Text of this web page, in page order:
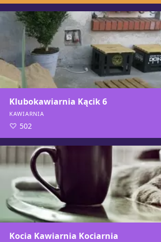
Klubokawiarnia Kącik 6
KAWIARNIA
502
Kocia Kawiarnia Kociarnia